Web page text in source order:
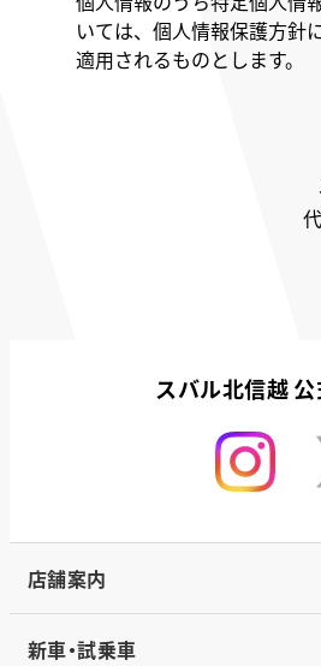
いては、個人情報保護方針
適用されるものとします。
スバル北信越
店舗案内
新車・試乗車